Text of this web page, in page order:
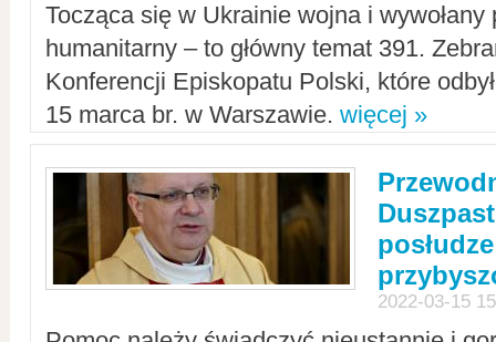
Tocząca się w Ukrainie wojna i
humanitarny – to główny temat 391.
Konferencji Episkopatu Polski, które
15 marca br. w Warszawie. więcej »
2022-03-15